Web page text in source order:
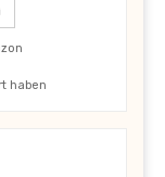
haben